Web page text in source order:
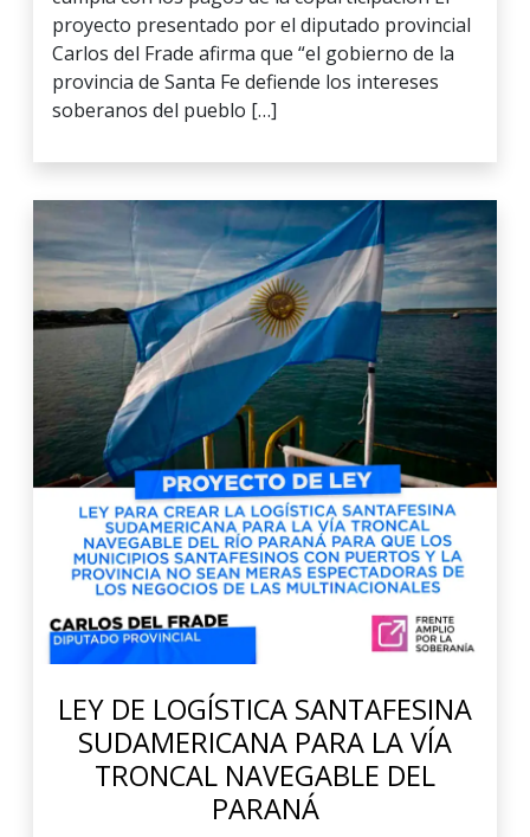
proyecto presentado por el diputado provincial
Carlos del Frade afirma que “el gobierno de la
provincia de Santa Fe defiende los intereses
soberanos del pueblo […]
LEY DE LOGÍSTICA SANTAFESINA
SUDAMERICANA PARA LA VÍA
TRONCAL NAVEGABLE DEL
PARANÁ